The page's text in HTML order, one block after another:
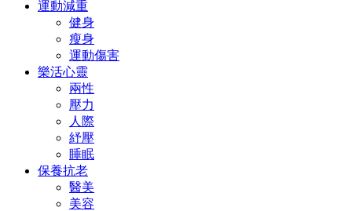
運動減重
健身
瘦身
運動傷害
樂活心靈
兩性
壓力
人際
紓壓
睡眠
保養抗老
醫美
美容